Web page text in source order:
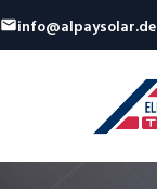
info@alpaysolar.de